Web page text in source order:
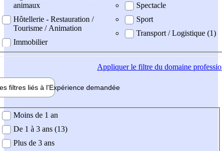
animaux
Hôtellerie - Restauration /
Tourisme / Animation
Immobilier
Spectacle
Sport
Transport / Logistique (1)
Appliquerle filtre du domaine
filtres liés à l'Expérience demandée
demandée
Moins de 1 an
De 1 à 3 ans (13)
Plus de 3 ans